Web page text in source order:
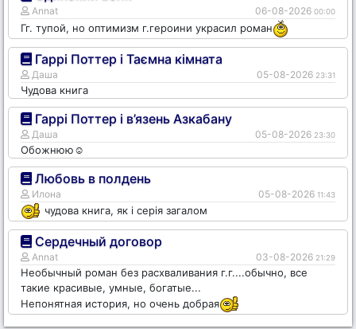
Annat 06-08-2026 00:00
Гг. тупой, но оптимизм г.героини украсил роман
Гаррі Поттер і Таємна кімната
Даша 05-08-2026 23:31
Чудова книга
Гаррі Поттер і в’язень Азкабану
Даша 05-08-2026 23:30
Обожнюю☺️
Любовь в полдень
Илона 05-08-2026 11:43
чудова книга, як і серія загалом
Сердечный договор
Annat 03-08-2026 21:29
Необычный роман без расхваливания г.г....обычно, все
такие красивые, умные, богатые...
Непонятная история, но очень добрая